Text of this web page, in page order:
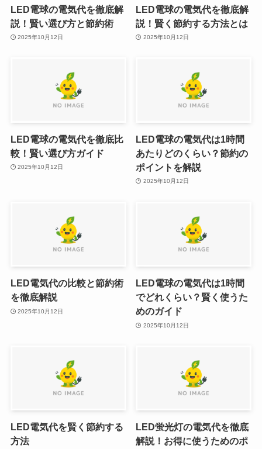
LED電球の電気代を徹底解
説！賢い選び方と節約術
2025年10月12日
LED電球の電気代を徹底解
説！賢く節約する方法とは
2025年10月12日
LED電球の電気代を徹底比
較！賢い選び方ガイド
2025年10月12日
LED電球の電気代は1時間
あたりどのくらい？節約の
ポイントを解説
2025年10月12日
LED電気代の比較と節約術
を徹底解説
2025年10月12日
LED電球の電気代は1時間
でどれくらい？賢く使うた
めのガイド
2025年10月12日
LED電気代を賢く節約する
方法
LED蛍光灯の電気代を徹底
解説！お得に使うためのポ